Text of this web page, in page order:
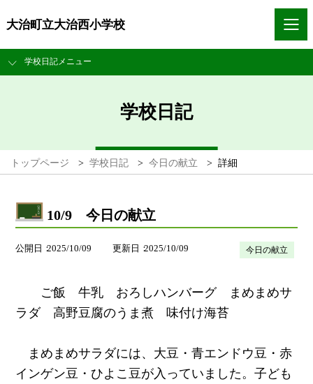
大治町立大治西小学校
学校日記メニュー
学校日記
トップページ > 学校日記 > 今日の献立 > 詳細
10/9 今日の献立
公開日 2025/10/09 更新日 2025/10/09 今日の献立
ご飯 牛乳 おろしハンバーグ まめまめサ
ラダ 高野豆腐のうま煮 味付け海苔
まめまめサラダには、大豆・青エンドウ豆・赤
インゲン豆・ひよこ豆が入っていました。子ども